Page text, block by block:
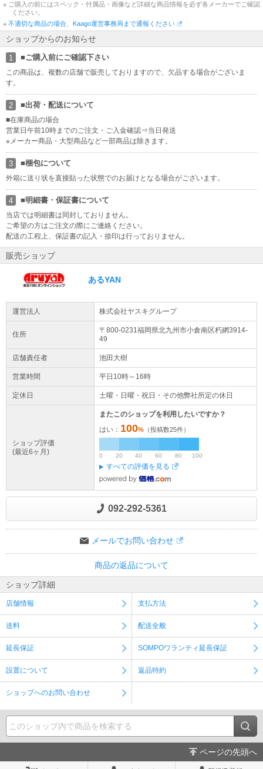
銀行振込のお支払期日につきまして
銀行振込のご注文におきまして、お支払期日をご注文日から3日とさ
せていただいております。なお、お支払期日が当店の店休日と重な
った場合、当店の翌営業日に着金確認をさせていただきますので宜
しくお願い致します
領収書のご発行につきまして
ご発行は承っておりませんので、予めご了承いただけますよう、何
卒よろしくお願い申し上げます。
インボイス制度への対応について
当店では、適格請求書として領収書、納品書、請求書の発行が可能
です。 領収書は商品の出荷後にURLより発行ください。※代金引換
を除く https://kaago.com/order/receipt/
ラッピング・熨斗のサービスにつきまして
ラッピング・熨斗のサービスにつきまして、誠に申し訳ございませ
んが、 当店では承っておりませんので、予めご了承いただけますよ
う、何卒よろしくお願い申し上げます。
商品について
当店の商品はすべて新品商品です。
家電引取/回収サービスについて
せていただいております。 ご迷惑をおかけいたしますが、ご了承い
ただけますようよろしくお願い申し上げます。
※ ご購入の前にはスペック・付属品・画像など詳細な商品情報を必ず各メーカーでご確認
ください。
※ 不適切な商品の場合、Kaago運営事務局まで通報ください
ショップからのお知らせ
1 ■ご購入前にご確認下さい
この商品は、複数の店舗で販売しておりますので、欠品する場合がございま
す。
2 ■出荷・配送について
■在庫商品の場合
営業日午前10時までのご注文・ご入金確認⇒当日発送
※メーカー商品・大型商品など一部商品は除きます。
3 ■梱包について
外箱に送り状を直接貼った状態でのお届けとなる場合がございます。
4 ■明細書・保証書について
当店では明細書は同封しておりません。
ご希望の方はご注文の際にご連絡ください。
配送の工程上、保証書の記入・捺印は行っておりません。
販売ショップ
あるYAN
運営法人 株式会社ヤスキグループ
住所 〒800-0231福岡県北九州市小倉南区朽網3914-
49
店舗責任者 池田大樹
営業時間 平日10時～16時
定休日 土曜・日曜・祝日・その他弊社所定の休日
ショップ評価
(最近6ヶ月)
またこのショップを利用したいですか？
はい： 100% （投稿数25件）
0 20 40 60 80 100
すべての評価を見る
092-292-5361
メールでお問い合わせ
商品の返品について
ショップ詳細
店舗情報 支払方法
送料 配送全般
延長保証 SOMPOワランティ延長保証
設置について 返品特約
ショップへのお問い合わせ
ページの先頭へ